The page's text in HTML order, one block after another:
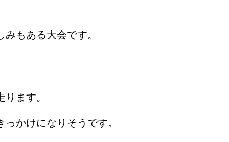
もある大会です。
ます。
かけになりそうです。